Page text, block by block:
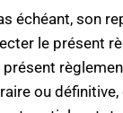
échéant, son
le présent
ou